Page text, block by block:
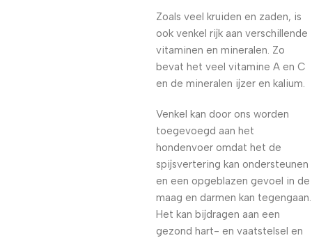
Zoals veel kruiden en zaden, is
ook venkel rijk aan verschillende
vitaminen en mineralen. Zo
bevat het veel vitamine A en C
en de mineralen ijzer en kalium.
Venkel kan door ons worden
toegevoegd aan het
hondenvoer omdat het de
spijsvertering kan ondersteunen
en een opgeblazen gevoel in de
maag en darmen kan tegengaan.
Het kan bijdragen aan een
gezond hart- en vaatstelsel en